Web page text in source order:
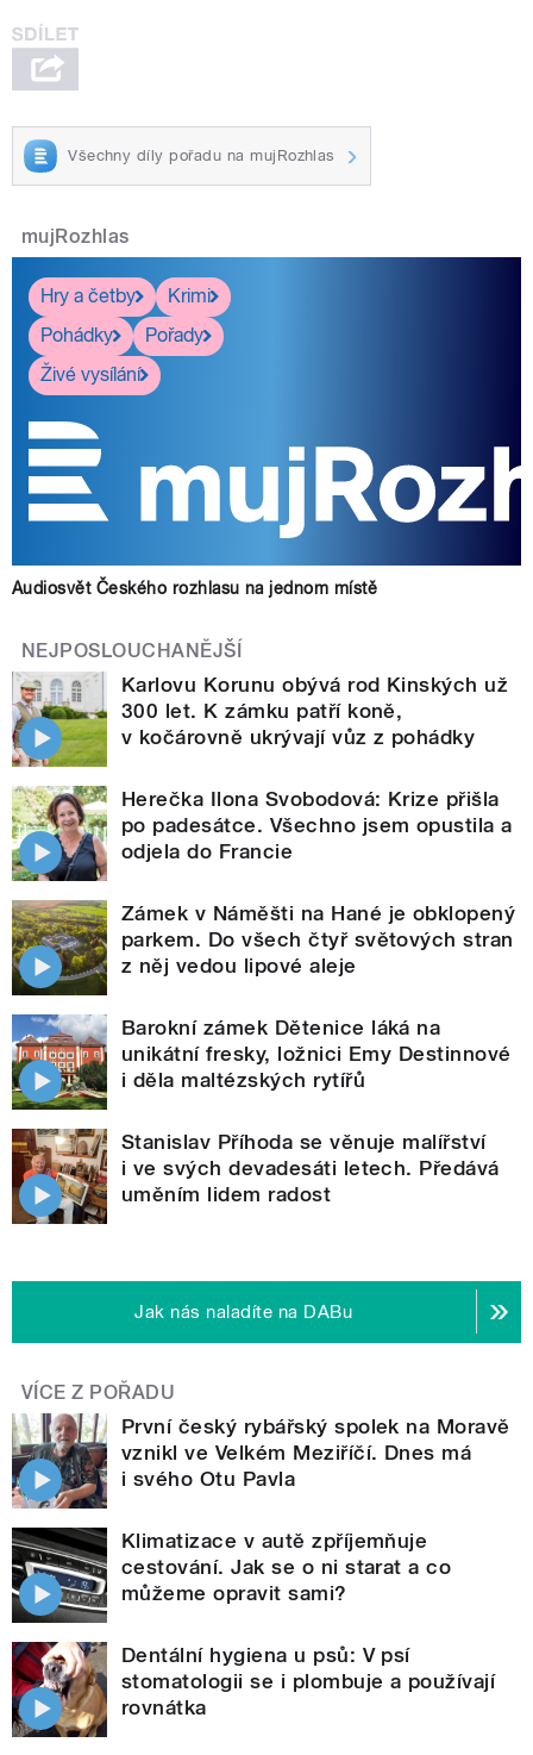
Všechny díly pořadu na mujRozhlas
mujRozhlas
Hry a četby
Krimi
Pohádky
Pořady
Živé vysílání
Audiosvět Českého rozhlasu na jednom místě
NEJPOSLOUCHANĚJŠÍ
Karlovu Korunu obývá rod Kinských už
300 let. K zámku patří koně,
v kočárovně ukrývají vůz z pohádky
Herečka Ilona Svobodová: Krize přišla
po padesátce. Všechno jsem opustila a
odjela do Francie
Zámek v Náměšti na Hané je obklopený
parkem. Do všech čtyř světových stran
z něj vedou lipové aleje
Barokní zámek Dětenice láká na
unikátní fresky, ložnici Emy Destinnové
i děla maltézských rytířů
Stanislav Příhoda se věnuje malířství
i ve svých devadesáti letech. Předává
uměním lidem radost
Jak nás naladíte na DABu
VÍCE Z POŘADU
První český rybářský spolek na Moravě
vznikl ve Velkém Meziříčí. Dnes má
i svého Otu Pavla
Klimatizace v autě zpříjemňuje
cestování. Jak se o ni starat a co
můžeme opravit sami?
Dentální hygiena u psů: V psí
stomatologii se i plombuje a používají
rovnátka